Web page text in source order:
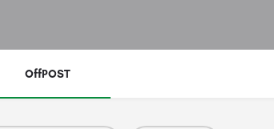
OffPOST